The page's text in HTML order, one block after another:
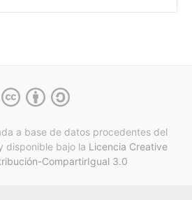
a base de datos procedentes del
disponible bajo la Licencia Creative
CompartirIgual 3.0